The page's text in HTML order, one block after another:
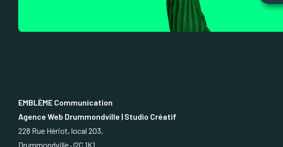
EMBLÈME Communication
Agence Web Drummondville | Studio Créatif
228 Rue Hériot, local 203,
Drummondville J2C 1K1